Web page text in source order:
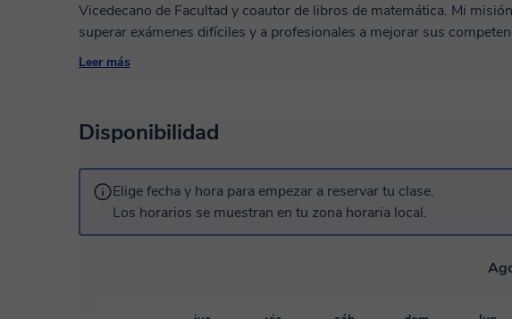
Vicedecano de Facultad y coautor de libros de matemática. Mi
superar exámenes difíciles y a profesionales a mejorar sus
enseñarte? • Matemáticas y Física: Desde nivel escolar hasta Análisis Matemático universitario.
didáctico propio diseñado para simplificar los conceptos más complejos. ¿Hacemos una
metas!
Leer más
Disponibilidad
Elige fecha y hora para empezar a reservar tu clase.
Los horarios se muestran en tu zona horaria local.